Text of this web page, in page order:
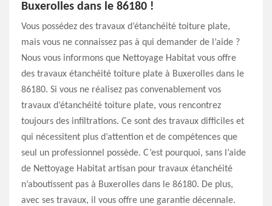
Buxerolles dans le 86180 !
Vous possédez des travaux d’étanchéité toiture plate,
mais vous ne connaissez pas à qui demander de l’aide ?
Nous vous informons que Nettoyage Habitat vous offre
des travaux étanchéité toiture plate à Buxerolles dans le
86180. Si vous ne réalisez pas convenablement vos
travaux d’étanchéité toiture plate, vous rencontrez
toujours des infiltrations. Ce sont des travaux difficiles et
qui nécessitent plus d’attention et de compétences que
seul un professionnel possède. C’est pourquoi, sans l’aide
de Nettoyage Habitat artisan pour travaux étanchéité
n’aboutissent pas à Buxerolles dans le 86180. De plus,
avec ses travaux, il vous offre une garantie décennale.